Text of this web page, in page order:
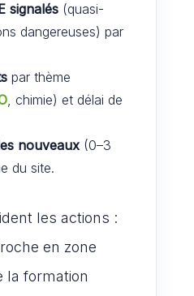
signalés (quasi-
dangereuses) par
par thème
, chimie) et délai de
nouveaux(0–3
du site.
les actions :
en zone
la formation